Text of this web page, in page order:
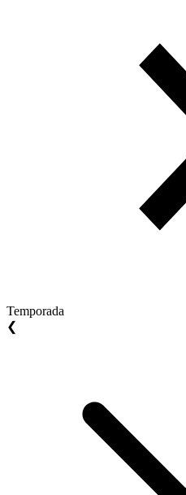
Temporada
❮